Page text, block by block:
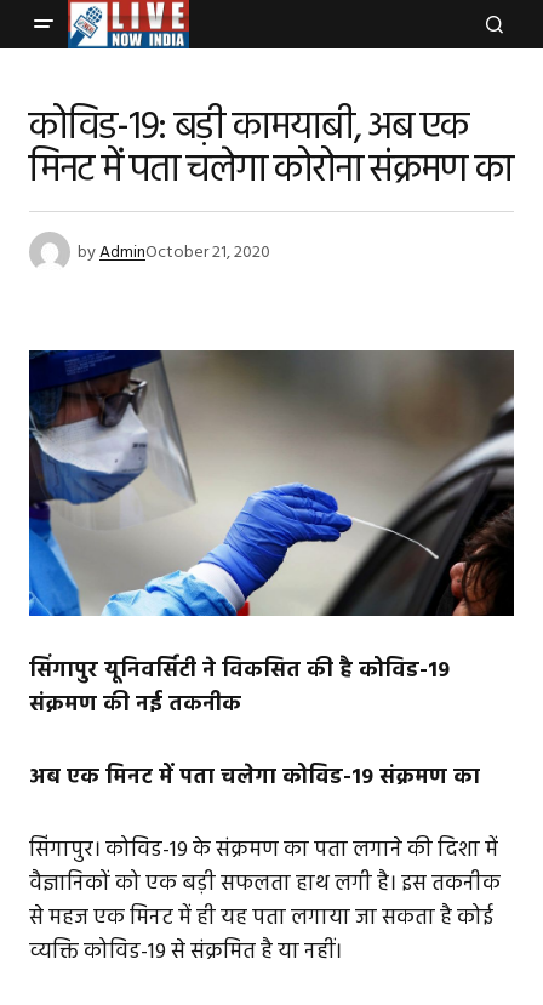
कोविड-19: बड़ी कामयाबी, अब एक
मिनट में पता चलेगा कोरोना संक्रमण का
byAdminOctober 21, 2020
सिंगापुर यूनिवर्सिटी ने विकसित की है कोविड-19
संक्रमण की नई तकनीक
अब एक मिनट में पता चलेगा कोविड-19 संक्रमण का
सिंगापुर। कोविड-19 के संक्रमण का पता लगाने की दिशा में
वैज्ञानिकों को एक बड़ी सफलता हाथ लगी है। इस तकनीक
से महज एक मिनट में ही यह पता लगाया जा सकता है कोई
व्‍यक्ति कोविड-19 से संक्रमित है या नहीं।